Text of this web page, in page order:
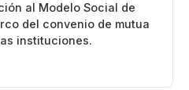
al Modelo Social de
del convenio de mutua
instituciones.